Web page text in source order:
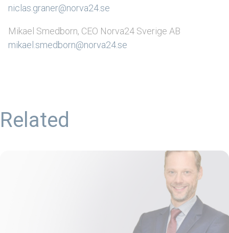
niclas.graner@norva24.se
Mikael Smedborn, CEO Norva24 Sverige AB
mikael.smedborn@norva24.se
Related